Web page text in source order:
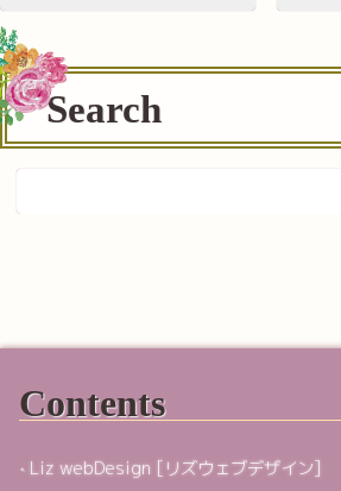
Search
Contents
Liz webDesign [リズウェブデザイン]